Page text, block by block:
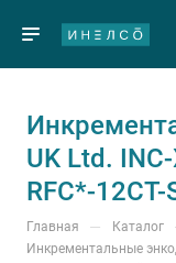
UK Ltd.
RFC*-12CT-
Главная — Каталог
Инкрементальные